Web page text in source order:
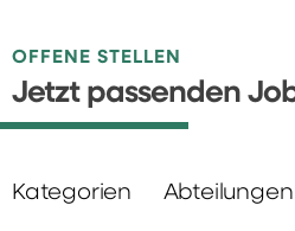
OFFENE STELLEN
Jetzt passenden
Kategorien Abteilungen